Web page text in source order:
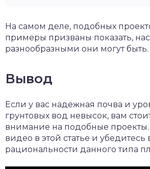
На самом деле, подобных
примеры призваны показать,
разнообразными они могут быть.
Вывод
Если у вас надежная почва и
грунтовых вод невысок, вам
внимание на подобные
видео в этой статье и убедитесь
рациональности данного типа